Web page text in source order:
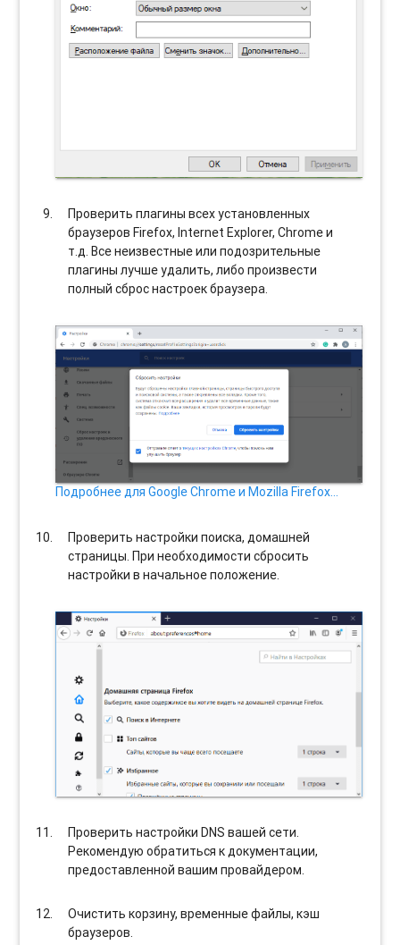
Проверить плагины всех установленных
браузеров Firefox, Internet Explorer, Chrome и
т.д. Все неизвестные или подозрительные
плагины лучше удалить, либо произвести
полный сброс настроек браузера.
Подробнее для Google Chrome и Mozilla Firefox…
Проверить настройки поиска, домашней
страницы. При необходимости сбросить
настройки в начальное положение.
Проверить настройки DNS вашей сети.
Рекомендую обратиться к документации,
предоставленной вашим провайдером.
Очистить корзину, временные файлы, кэш
браузеров.